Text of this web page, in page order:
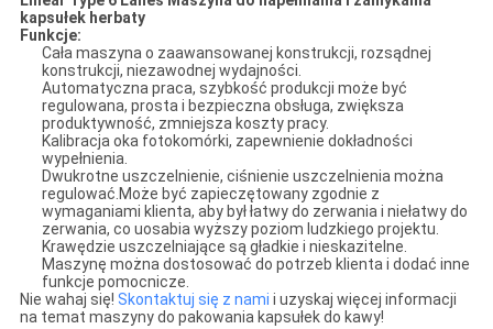
kapsułek herbaty
Funkcje:
Cała maszyna o zaawansowanej konstrukcji, rozsądnej
konstrukcji, niezawodnej wydajności.
Automatyczna praca, szybkość produkcji może być
regulowana, prosta i bezpieczna obsługa, zwiększa
produktywność, zmniejsza koszty pracy.
Kalibracja oka fotokomórki, zapewnienie dokładności
wypełnienia.
Dwukrotne uszczelnienie, ciśnienie uszczelnienia można
regulować.Może być zapieczętowany zgodnie z
wymaganiami klienta, aby był łatwy do zerwania i niełatwy do
zerwania, co uosabia wyższy poziom ludzkiego projektu.
Krawędzie uszczelniające są gładkie i nieskazitelne.
Maszynę można dostosować do potrzeb klienta i dodać inne
funkcje pomocnicze.
Nie wahaj się! Skontaktuj się z nami i uzyskaj więcej informacji
na temat maszyny do pakowania kapsułek do kawy!